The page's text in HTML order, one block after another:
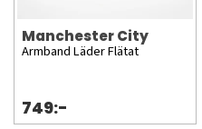
Manchester City
Armband Läder Flätat
749:-